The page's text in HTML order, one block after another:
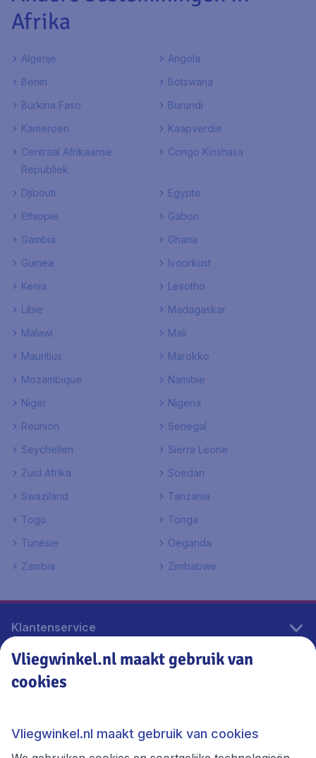
Afrika
Algerije
Angola
Benin
Botswana
Burkina Faso
Burundi
Kameroen
Kaapverdie
Centraal Afrikaanse
Republiek
Congo Kinshasa
Djibouti
Egypte
Ethiopie
Gabon
Gambia
Ghana
Guinea
Ivoorkust
Kenia
Lesotho
Libie
Madagaskar
Malawi
Mali
Mauritius
Marokko
Mozambique
Namibie
Niger
Nigeria
Reunion
Senegal
Seychellen
Sierra Leone
Zuid Afrika
Soedan
Swaziland
Tanzania
Togo
Tonga
Tunesie
Oeganda
Zambia
Zimbabwe
Klantenservice
Vliegwinkel.nl
Thema's
Vliegwinkel.nl maakt gebruik van
cookies
Vliegwinkel.nl maakt gebruik van cookies